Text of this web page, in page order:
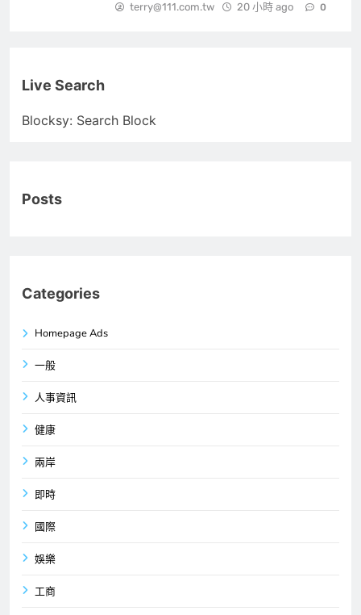
terry@111.com.tw 20 小時 ago 0
Live Search
Blocksy: Search Block
Posts
Categories
Homepage Ads
一般
人事資訊
健康
兩岸
即時
國際
娛樂
工商